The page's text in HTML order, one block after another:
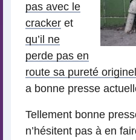
pas avec le
cracker et
qu’il ne
perde pas en
route sa pureté
a bonne presse
Tellement bonne
n’hésitent pas à en